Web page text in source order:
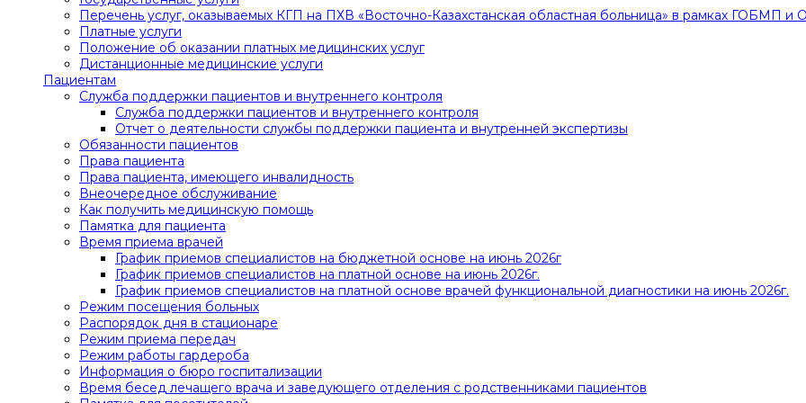
Перечень услуг, оказываемых КГП на ПХВ «Восточно-Казахстанская областная больница» в рамках ГОБМП
Платные услуги
Положение об оказании платных медицинских услуг
Дистанционные медицинские услуги
Пациентам
Служба поддержки пациентов и внутреннего контроля
Служба поддержки пациентов и внутреннего контроля
Отчет о деятельности службы поддержки пациента и внутренней экспертизы
Обязанности пациентов
Права пациента
Права пациента, имеющего инвалидность
Внеочередное обслуживание
Как получить медицинскую помощь
Памятка для пациента
Время приема врачей
График приемов специалистов на бюджетной основе на июнь 2026г
График приемов специалистов на платной основе на июнь 2026г.
График приемов специалистов на платной основе врачей функциональной диагностики на июнь 2026г.
Режим посещения больных
Распорядок дня в стационаре
Режим приема передач
Режим работы гардероба
Информация о бюро госпитализации
Время бесед лечащего врача и заведующего отделения с родственниками пациентов